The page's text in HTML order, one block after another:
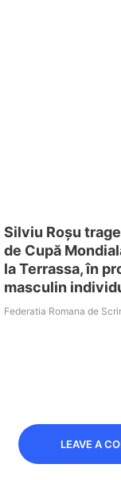
Silviu Roșu
de Cupă
la Terrassa, în
masculin
Federatia Romana de
LEAVE A